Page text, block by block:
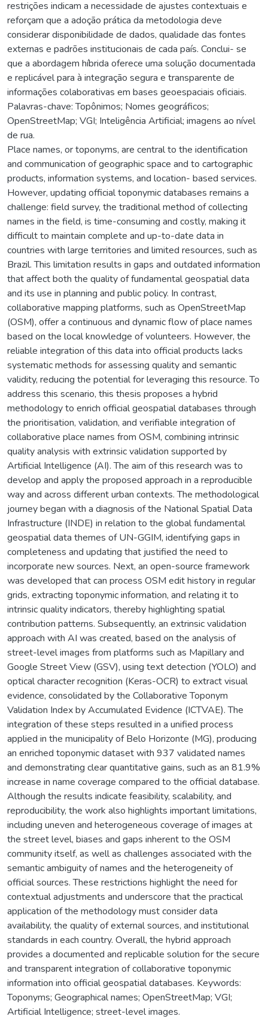
restrições indicam a necessidade de ajustes contextuais e
reforçam que a adoção prática da metodologia deve
considerar disponibilidade de dados, qualidade das fontes
externas e padrões institucionais de cada país. Conclui- se
que a abordagem híbrida oferece uma solução documentada
e replicável para à integração segura e transparente de
informações colaborativas em bases geoespaciais oficiais.
Palavras-chave: Topônimos; Nomes geográficos;
OpenStreetMap; VGI; Inteligência Artificial; imagens ao nível
de rua.
Place names, or toponyms, are central to the identification
and communication of geographic space and to cartographic
products, information systems, and location- based services.
However, updating official toponymic databases remains a
challenge: field survey, the traditional method of collecting
names in the field, is time-consuming and costly, making it
difficult to maintain complete and up-to-date data in
countries with large territories and limited resources, such as
Brazil. This limitation results in gaps and outdated information
that affect both the quality of fundamental geospatial data
and its use in planning and public policy. In contrast,
collaborative mapping platforms, such as OpenStreetMap
(OSM), offer a continuous and dynamic flow of place names
based on the local knowledge of volunteers. However, the
reliable integration of this data into official products lacks
systematic methods for assessing quality and semantic
validity, reducing the potential for leveraging this resource. To
address this scenario, this thesis proposes a hybrid
methodology to enrich official geospatial databases through
the prioritisation, validation, and verifiable integration of
collaborative place names from OSM, combining intrinsic
quality analysis with extrinsic validation supported by
Artificial Intelligence (AI). The aim of this research was to
develop and apply the proposed approach in a reproducible
way and across different urban contexts. The methodological
journey began with a diagnosis of the National Spatial Data
Infrastructure (INDE) in relation to the global fundamental
geospatial data themes of UN-GGIM, identifying gaps in
completeness and updating that justified the need to
incorporate new sources. Next, an open-source framework
was developed that can process OSM edit history in regular
grids, extracting toponymic information, and relating it to
intrinsic quality indicators, thereby highlighting spatial
contribution patterns. Subsequently, an extrinsic validation
approach with AI was created, based on the analysis of
street-level images from platforms such as Mapillary and
Google Street View (GSV), using text detection (YOLO) and
optical character recognition (Keras-OCR) to extract visual
evidence, consolidated by the Collaborative Toponym
Validation Index by Accumulated Evidence (ICTVAE). The
integration of these steps resulted in a unified process
applied in the municipality of Belo Horizonte (MG), producing
an enriched toponymic dataset with 937 validated names
and demonstrating clear quantitative gains, such as an 81.9%
increase in name coverage compared to the official database.
Although the results indicate feasibility, scalability, and
reproducibility, the work also highlights important limitations,
including uneven and heterogeneous coverage of images at
the street level, biases and gaps inherent to the OSM
community itself, as well as challenges associated with the
semantic ambiguity of names and the heterogeneity of
official sources. These restrictions highlight the need for
contextual adjustments and underscore that the practical
application of the methodology must consider data
availability, the quality of external sources, and institutional
standards in each country. Overall, the hybrid approach
provides a documented and replicable solution for the secure
and transparent integration of collaborative toponymic
information into official geospatial databases. Keywords:
Toponyms; Geographical names; OpenStreetMap; VGI;
Artificial Intelligence; street-level images.